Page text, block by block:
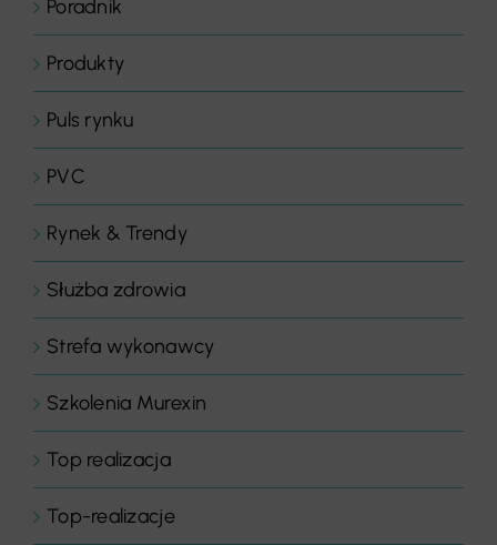
Poradnik
Produkty
Puls rynku
PVC
Rynek & Trendy
Służba zdrowia
Strefa wykonawcy
Szkolenia Murexin
Top realizacja
Top-realizacje